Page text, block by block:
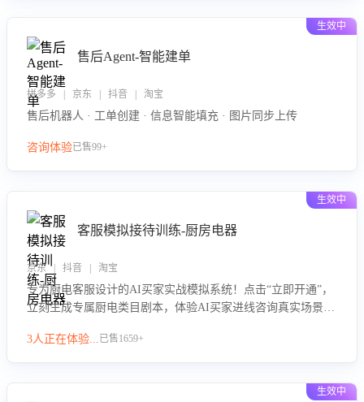
生效中
售后Agent-智能建单
拼多多 | 京东 | 抖音 | 淘宝
售后机器人 · 工单创建 · 信息智能填充 · 图片同步上传
咨询体验已售99+
生效中
客服模拟接待训练-厨房电器
京东 | 抖音 | 淘宝
专为厨电客服设计的AI买家实战模拟系统！点击“立即开通”，
立刻生成专属厨电类目剧本，体验AI买家进线咨询真实场景训
技巧！
3人正在体验...已售1659+
生效中